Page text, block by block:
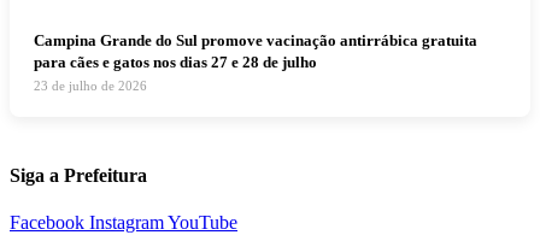
Campina Grande do Sul promove vacinação antirrábica gratuita
para cães e gatos nos dias 27 e 28 de julho
23 de julho de 2026
Siga a Prefeitura
Facebook InstagramYouTube